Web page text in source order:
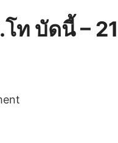
ท บัดนี้ –